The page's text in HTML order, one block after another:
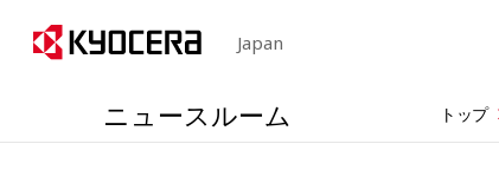
Japan
ニュースルーム トップ